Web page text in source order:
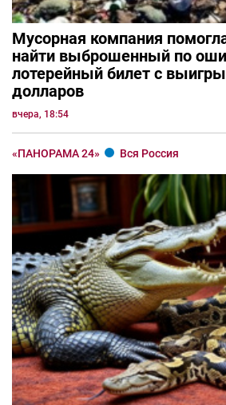
Мусорная компания
найти выброшенный по
лотерейный билет с
долларов
вчера, 18:54
«ПАНОРАМА 24» Вся Россия